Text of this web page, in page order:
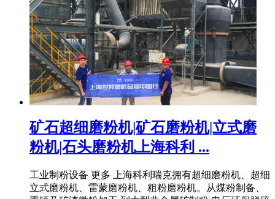
矿石超细磨粉机|矿石磨粉机|立式磨
粉机|石头磨粉机上海科利 ...
工业制粉设备 更多 上海科利瑞克拥有超细磨粉机、超细
立式磨粉机、雷蒙磨粉机、粗粉磨粉机。从煤粉制备、